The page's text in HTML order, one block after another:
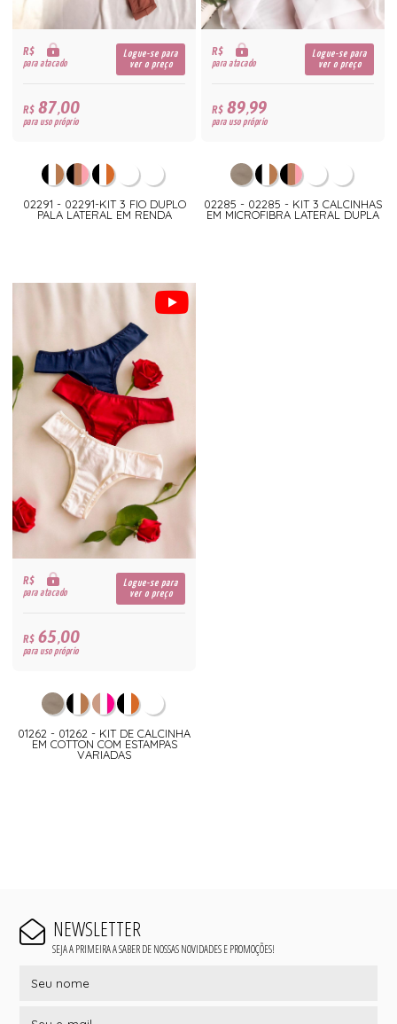
R$
para atacado
Logue-se para
ver o preço
R$87,00
para uso próprio
02291 - 02291-KIT 3 FIO DUPLO
PALA LATERAL EM RENDA
R$
para atacado
Logue-se para
ver o preço
R$89,99
para uso próprio
02285 - 02285 - KIT 3 CALCINHAS
EM MICROFIBRA LATERAL DUPLA
R$
para atacado
Logue-se para
ver o preço
R$65,00
para uso próprio
01262 - 01262 - KIT DE CALCINHA
EM COTTON COM ESTAMPAS
VARIADAS
NEWSLETTER
SEJA A PRIMEIRA A SABER DE NOSSAS NOVIDADES E PROMOÇÕES!